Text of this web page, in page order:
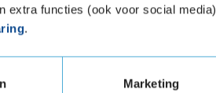
extra functies (ook voor social media)
.
Marketing